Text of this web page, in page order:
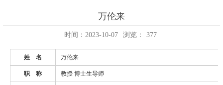
万伦来
时间：2023-10-07 浏览： 377
姓 名 万伦来
职 称 教授 博士生导师